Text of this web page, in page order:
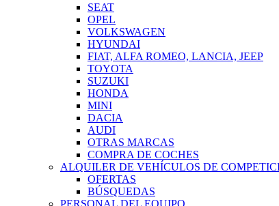
SEAT
OPEL
VOLKSWAGEN
HYUNDAI
FIAT, ALFA ROMEO, LANCIA, JEEP
TOYOTA
SUZUKI
HONDA
MINI
DACIA
AUDI
OTRAS MARCAS
COMPRA DE COCHES
ALQUILER DE VEHÍCULOS DE
OFERTAS
BÚSQUEDAS
PERSONAL DEL EQUIPO